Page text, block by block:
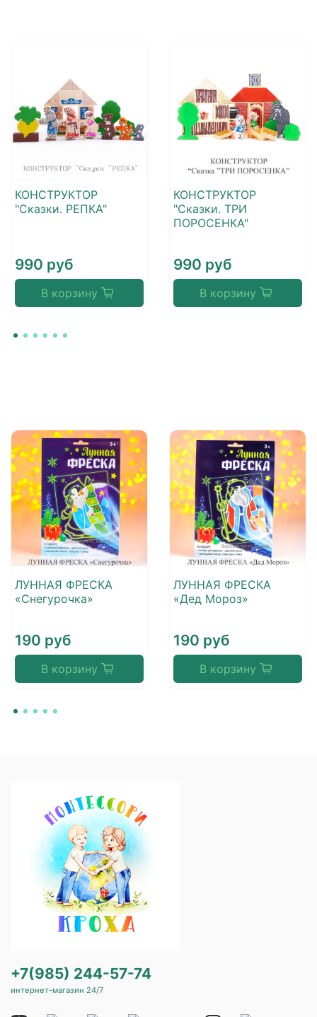
КОНСТРУКТОР
"Сказки. РЕПКА"
990 руб
В корзину
КОНСТРУКТОР
"Сказки. ТРИ
ПОРОСЕНКА"
990 руб
В корзину
ЛУННАЯ ФРЕСКА
«Снегурочка»
190 руб
В корзину
ЛУННАЯ ФРЕСКА
«Дед Мороз»
190 руб
В корзину
+7(985) 244-57-74
интернет-магазин 24/7